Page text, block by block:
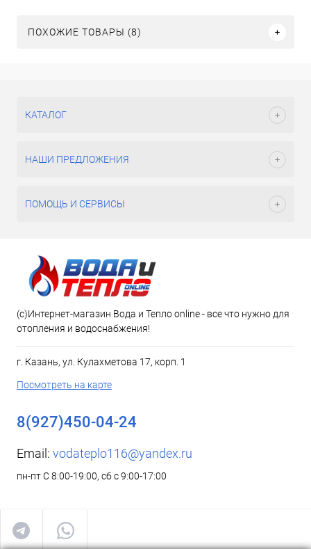
ПОХОЖИЕ ТОВАРЫ (8)
КАТАЛОГ
НАШИ ПРЕДЛОЖЕНИЯ
ПОМОЩЬ И СЕРВИСЫ
(c)Интернет-магазин Вода и Тепло online - все что нужно для
отопления и водоснабжения!
г. Казань, ул. Кулахметова 17, корп. 1
Посмотреть на карте
8(927)450-04-24
Email: vodateplo116@yandex.ru
пн-пт С 8:00-19:00, сб с 9:00-17:00